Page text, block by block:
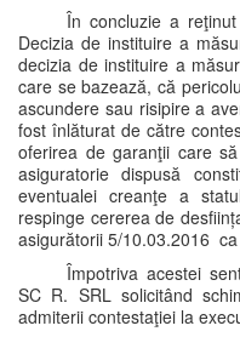
În concluzie a
Decizia de instituire a
decizia de instituire a
care se bazează, că
ascundere sau risipire a
fost înlăturat de către
oferirea de garanţii care
asiguratorie dispusă
eventualei creanţe a
respinge cererea de
asigurătorii 5/10.03.2016
Împotriva acestei
SC R. SRL solicitând
admiterii contestaţiei la